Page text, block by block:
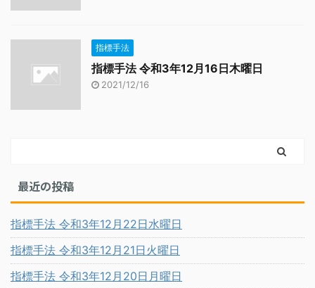
指標手法
指標手法 令和3年12月16日木曜日
2021/12/16
最近の投稿
指標手法 令和3年12月22日水曜日
指標手法 令和3年12月21日火曜日
指標手法 令和3年12月20日月曜日